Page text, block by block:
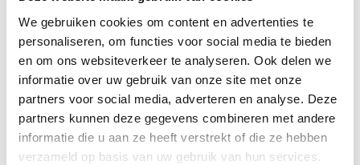
We gebruiken cookies om content en advertenties te
personaliseren, om functies voor social media te bieden
en om ons websiteverkeer te analyseren. Ook delen we
informatie over uw gebruik van onze site met onze
partners voor social media, adverteren en analyse. Deze
partners kunnen deze gegevens combineren met andere
informatie die u aan ze heeft verstrekt of die ze hebben
verzameld op basis van uw gebruik van hun services.
Frequentie
50-60 Hz
Lengte hogedrukslang
6 m